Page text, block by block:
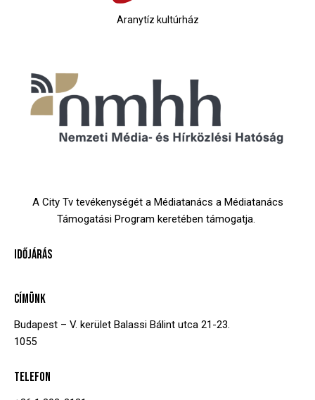
Aranytíz kultúrház
A City Tv tevékenységét a Médiatanács a Médiatanács
Támogatási Program keretében támogatja.
IDŐJÁRÁS
CÍMÜNK
Budapest – V. kerület Balassi Bálint utca 21-23.
1055
TELEFON